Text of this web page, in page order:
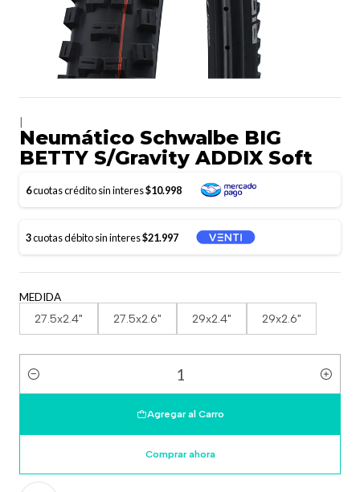
Neumático Schwalbe BIG
BETTY S/Gravity ADDIX Soft
6cuotas crédito sin interes$10.998
3cuotas débito sin interes$21.997
MEDIDA
27.5x2.4" 27.5x2.6" 29x2.4" 29x2.6"
Cantidad
Agregar al Carro
Comprar ahora